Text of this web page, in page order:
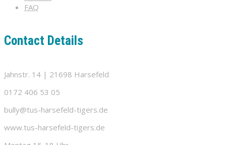
FAQ
Contact Details
Jahnstr. 14 | 21698 Harsefeld
0172 406 53 05
bully@tus-harsefeld-tigers.de
www.tus-harsefeld-tigers.de